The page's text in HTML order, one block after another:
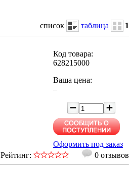
список таблица 1
Код товара:
628215000
Ваша цена:
–
Оформить под заказ
Рейтинг: 0 отзывов